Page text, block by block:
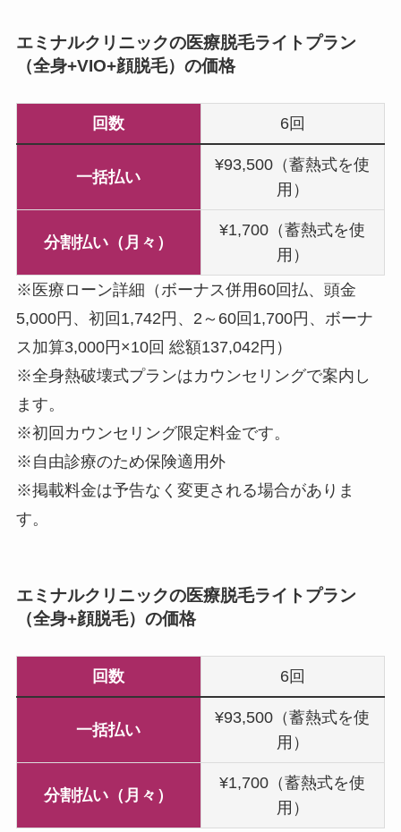
エミナルクリニックの医療脱毛ライトプラン
（全身+VIO+顔脱毛）の価格
回数 6回
一括払い
¥93,500（蓄熱式を使
用）
分割払い（月々）
¥1,700（蓄熱式を使
用）
※医療ローン詳細（ボーナス併用60回払、頭金
5,000円、初回1,742円、2～60回1,700円、ボーナ
ス加算3,000円×10回 総額137,042円）
※全身熱破壊式プランはカウンセリングで案内し
ます。
※初回カウンセリング限定料金です。
※自由診療のため保険適用外
※掲載料金は予告なく変更される場合がありま
す。
エミナルクリニックの医療脱毛ライトプラン
（全身+顔脱毛）の価格
回数 6回
一括払い
¥93,500（蓄熱式を使
用）
分割払い（月々）
¥1,700（蓄熱式を使
用）